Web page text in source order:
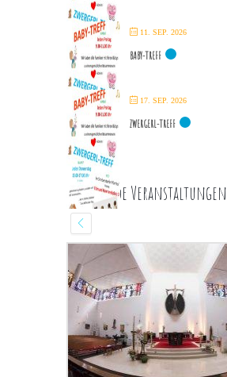
11. SEP. 2026
BABY-TREFF
17. SEP. 2026
ZWERGERL-TREFF
Kommende Veranstaltungen